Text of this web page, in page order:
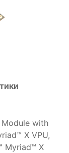
with
X VPU,
Myriad™ X